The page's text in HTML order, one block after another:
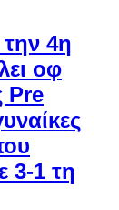
4η
οφ
Pre
3-1 τη